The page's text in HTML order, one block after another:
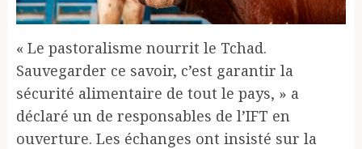
« Le pastoralisme nourrit le Tchad.
Sauvegarder ce savoir, c’est garantir la
sécurité alimentaire de tout le pays, » a
déclaré un de responsables de l’IFT en
ouverture. Les échanges ont insisté sur la